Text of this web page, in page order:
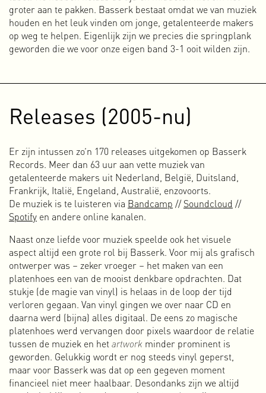
wereld. Er zijn veel crisissituaties, conflicten en onenigheid.
Onze samenleving(en) staan onder druk en het niet-
menselijke leven op aarde heeft veel te lijden ten gevolge
van het menselijke handelen. Ik benoem het ‘menselijk
mogelijk is en dat heeft effect op ons leven, maar vooral ook
op dat van niet-menselijk leven en toekomstige generaties.
besef een grote rol. Ik wil namelijk niet meer (mee)werken
aan het aantrekkelijk maken van en waarde toevoegen aan
producten en diensten die de oorzaak zijn of bijdragen aan
de vele crisissituaties waarin we als mensheid en aarde
verkeren. Ik wil mijn kinderen en kleinkinderen later niet
vertellen dat ik te laf was om te veranderen of dat ik willens
en wetens ben doorgegaan met datgene waarvan ik wist dat
het niet meer kon, puur en alleen voor het geld.
Ik snap dat je je niet zomaar kunt onttrekken aan dit
systeem en het zou hypocriet zijn om te beweren dat ik alles
goed doe. Dat is niet zo en dat kan ook helemaal niet. Wat ik
wel doe, is nadenken over welke rol mijn werk speelt in en
voor de samenleving. Ik kan vanuit een duidelijke,
inhoudelijk motivatie werken en proberen om anderen mee
te krijgen in de bewustwording en transitie naar iets
nieuws.
Voor die transitie hebben we een overheid nodig die zich
inzet voor een rechtvaardige samenleving en gezonde aarde
groter aan te pakken. Basserk bestaat omdat we van muziek
houden en het leuk vinden om jonge, getalenteerde makers
op weg te helpen. Eigenlijk zijn we precies die springplank
geworden die we voor onze eigen band 3-1 ooit wilden zijn.
Releases (2005-nu)
Er zijn intussen zo’n 170 releases uitgekomen op Basserk
Records. Meer dan 63 uur aan vette muziek van
getalenteerde makers uit Nederland, België, Duitsland,
Frankrijk, Italië, Engeland, Australië, enzovoorts.
De muziek is te luisteren via Bandcamp //Soundcloud //
Spotify en andere online kanalen.
Naast onze liefde voor muziek speelde ook het visuele
aspect altijd een grote rol bij Basserk. Voor mij als grafisch
ontwerper was – zeker vroeger – het maken van een
platenhoes een van de mooist denkbare opdrachten. Dat
stukje (de magie van vinyl) is helaas in de loop der tijd
verloren gegaan. Van vinyl gingen we over naar CD en
daarna werd (bijna) alles digitaal. De eens zo magische
platenhoes werd vervangen door pixels waardoor de relatie
tussen de muziek en hetartwork minder prominent is
geworden. Gelukkig wordt er nog steeds vinyl geperst,
maar voor Basserk was dat op een gegeven moment
financieel niet meer haalbaar. Desondanks zijn we altijd